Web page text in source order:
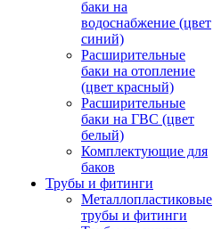
баки на
водоснабжение (цвет
синий)
Расширительные
баки на отопление
(цвет красный)
Расширительные
баки на ГВС (цвет
белый)
Комплектующие для
баков
Трубы и фитинги
Металлопластиковые
трубы и фитинги